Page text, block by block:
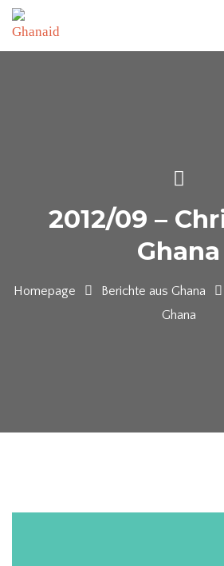
2012/09 –
Ghana
Homepage Berichte aus Ghana
Ghana